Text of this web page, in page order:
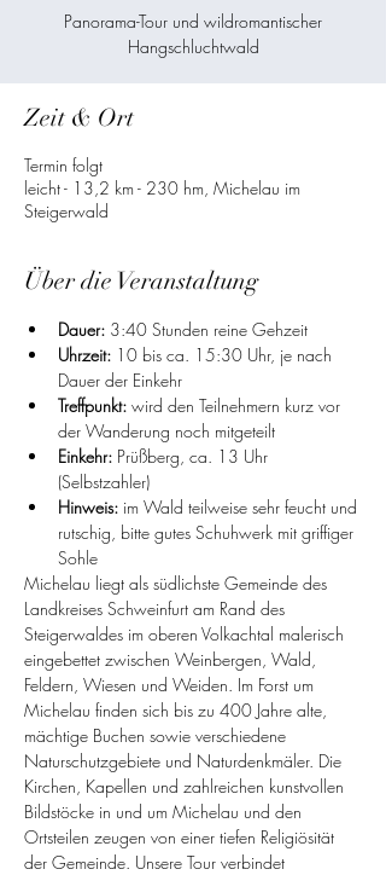
Panorama-Tour und wildromantischer
Hangschluchtwald
Zeit & Ort
Termin folgt
leicht - 13,2 km - 230 hm, Michelau im
Steigerwald
Über die Veranstaltung
Dauer: 3:40 Stunden reine Gehzeit
Uhrzeit: 10 bis ca. 15:30 Uhr, je nach
Dauer der Einkehr
Treffpunkt: wird den Teilnehmern kurz vor
der Wanderung noch mitgeteilt
Einkehr: Prüßberg, ca. 13 Uhr
(Selbstzahler)
Hinweis: im Wald teilweise sehr feucht und
rutschig, bitte gutes Schuhwerk mit griffiger
Sohle
Michelau liegt als südlichste Gemeinde des
Landkreises Schweinfurt am Rand des
Steigerwaldes im oberen Volkachtal malerisch
eingebettet zwischen Weinbergen, Wald,
Feldern, Wiesen und Weiden. Im Forst um
Michelau finden sich bis zu 400 Jahre alte,
mächtige Buchen sowie verschiedene
Naturschutzgebiete und Naturdenkmäler. Die
Kirchen, Kapellen und zahlreichen kunstvollen
Bildstöcke in und um Michelau und den
Ortsteilen zeugen von einer tiefen Religiösität
der Gemeinde. Unsere Tour verbindet